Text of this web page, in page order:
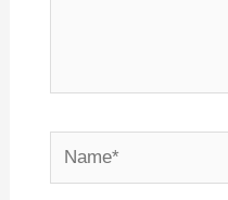
Name*